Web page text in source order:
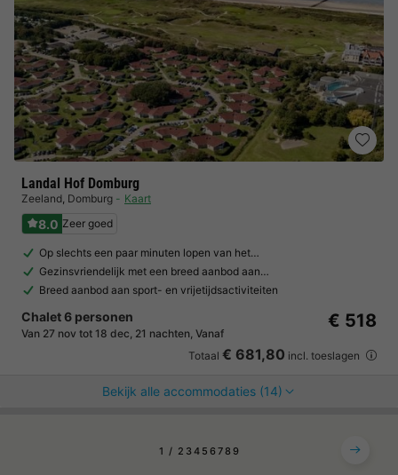
Landal Hof Domburg
Zeeland, Domburg Kaart
8.0 Zeer goed
Op slechts een paar minuten lopen van het…
Gezinsvriendelijk met een breed aanbod aan…
Breed aanbod aan sport- en vrijetijdsactiviteiten
Chalet 6 personen
Van 27 nov tot 18 dec, 21 nachten, Vanaf
€ 518
Totaal € 681,80 incl. toeslagen
Bekijk alle accommodaties (14)
1 2 3 4 5 67 8 9